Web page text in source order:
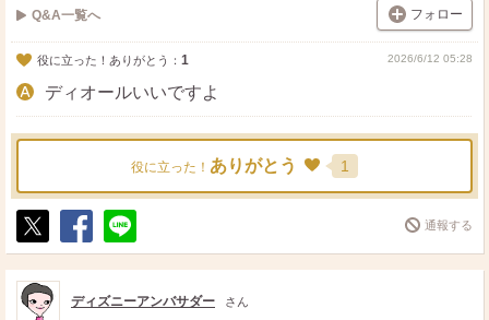
Q&A一覧へ フォロー
役に立った！ありがとう： 1 2026/6/12 05:28
ディオールいいですよ
役に立った！ ありがとう 1
ポ
ス
ト
シ
ェ
送
る
通報する
ディズニーアンバサダー さん